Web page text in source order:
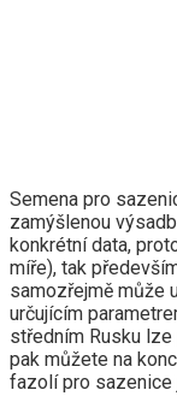
Semena pro
zamýšlenou
konkrétní data,
míře), tak
samozřejmě může
určujícím
středním Rusku
pak můžete na
fazolí pro sazenice